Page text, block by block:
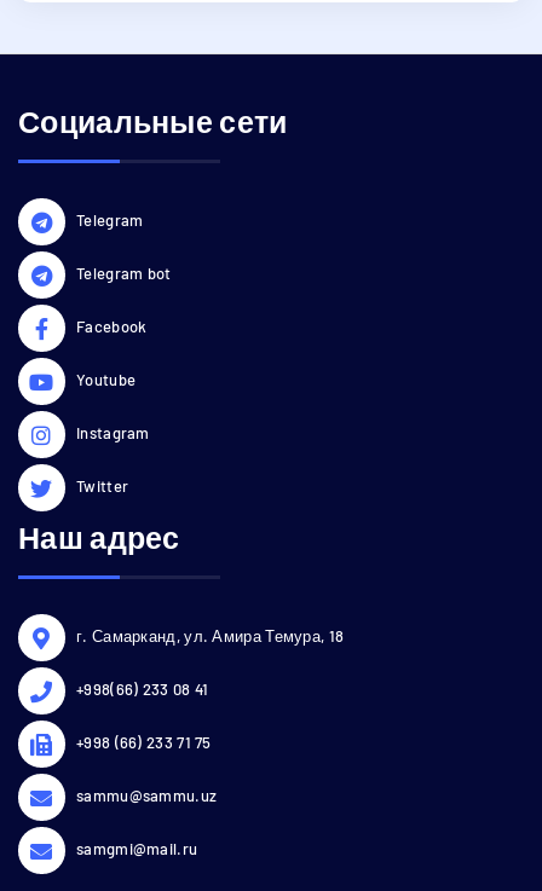
Социальные сети
Telegram
Telegram bot
Facebook
Youtube
Instagram
Twitter
Наш адрес
г. Самарканд, ул. Амира Темура, 18
+998(66) 233 08 41
+998 (66) 233 71 75
sammu@sammu.uz
samgmi@mail.ru